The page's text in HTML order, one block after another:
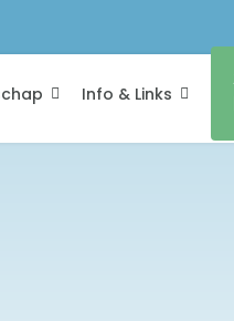
Info & Links